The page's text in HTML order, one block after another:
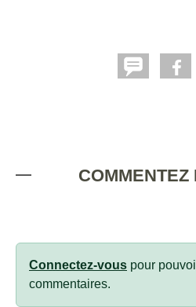
COMMENTEZ
Connectez-vous pour
commentaires.